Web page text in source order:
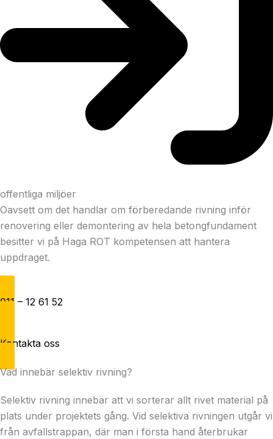
offentliga miljöer
Oavsett om det handlar om förberedande rivning inför
renovering eller demontering av hela betongfundament
besitter vi på Haga ROT kompetensen att hantera
uppdraget.
011 – 12 61 52
Kontakta oss
Vad innebär selektiv rivning?
Selektiv rivning innebär att vi sorterar allt rivet material på
plats under projektets gång. Vid selektiva rivningen utgår vi
från avfallstrappan, där man i första hand återbrukar